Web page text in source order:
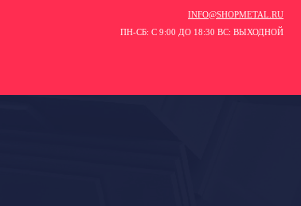
INFO@SHOPMETAL.RU
ПН-СБ: С 9:00 ДО 18:30 ВС: ВЫХОДНОЙ